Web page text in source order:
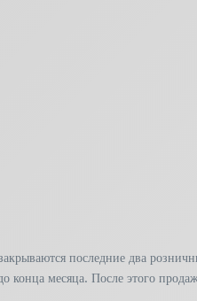
последние два
месяца. После этого